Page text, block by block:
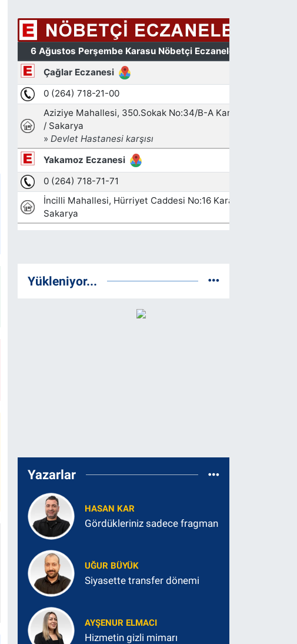
Yükleniyor...
Yazarlar
HASAN KAR
Gördükleriniz sadece fragman
UĞUR BÜYÜK
Siyasette transfer dönemi
AYŞENUR ELMACI
Hizmetin gizli mimarı